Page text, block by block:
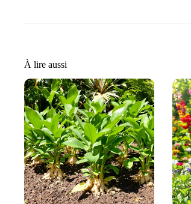
À lire aussi